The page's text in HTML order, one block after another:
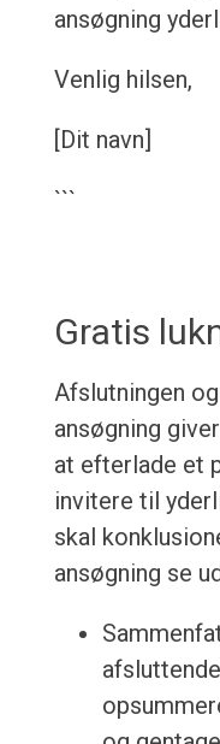
ansøgning
Venlig hilsen,
[Dit navn]
```
Gratis
Afslutningen
ansøgning
at efterlade et
invitere til
skal
ansøgning se